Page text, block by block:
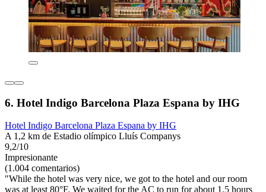
6. Hotel Indigo Barcelona Plaza Espana by IHG
Hotel Indigo Barcelona Plaza Espana by IHG
A 1,2 km de Estadio olímpico Lluís Companys
9,2/10
Impresionante
(1.004 comentarios)
"While the hotel was very nice, we got to the hotel and our room
was at least 80°F. We waited for the AC to run for about 1.5 hours